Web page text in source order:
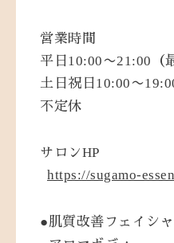
営業時間
平日 10:00〜21:00 （
土日祝日 10:00〜
不定休
サロンHP
https://sugamo-
●肌質改善フェイシ